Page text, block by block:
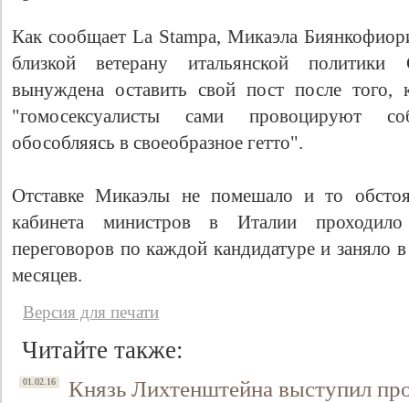
Как сообщает La Stampa, Микаэла
близкой ветерану итальянской
вынуждена оставить свой пост после того,
"гомосексуалисты сами провоцируют
обособляясь в своеобразное гетто".
Отставке Микаэлы не помешало и то
кабинета министров в Италии
переговоров по каждой кандидатуре и заняло
месяцев.
Версия для печати
Читайте также:
01.02.16
Князь Лихтенштейна выступил